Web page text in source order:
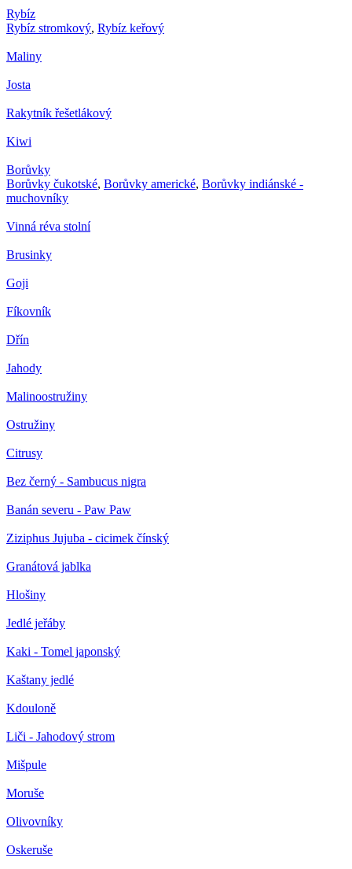
Rybíz
Rybíz stromkový, Rybíz keřový
Maliny
Josta
Rakytník řešetlákový
Kiwi
Borůvky
Borůvky čukotské, Borůvky americké, Borůvky indiánské -
muchovníky
Vinná réva stolní
Brusinky
Goji
Fíkovník
Dřín
Jahody
Malinoostružiny
Ostružiny
Citrusy
Bez černý - Sambucus nigra
Banán severu - Paw Paw
Ziziphus Jujuba - cicimek čínský
Granátová jablka
Hlošiny
Jedlé jeřáby
Kaki - Tomel japonský
Kaštany jedlé
Kdouloně
Liči - Jahodový strom
Mišpule
Moruše
Olivovníky
Oskeruše